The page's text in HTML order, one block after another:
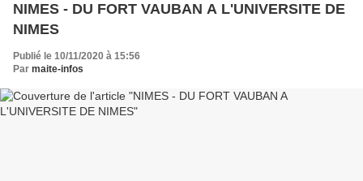
NIMES - DU FORT VAUBAN A L'UNIVERSITE DE
NIMES
Publié le 10/11/2020 à 15:56
Par maite-infos